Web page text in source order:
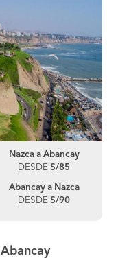
Nazca a Abancay
DESDE S/85
Abancay a Nazca
DESDE S/90
Abancay